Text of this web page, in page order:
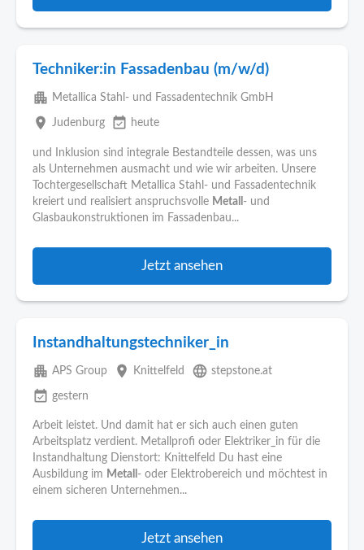
Techniker:in Fassadenbau (m/w/d)
apartment Metallica Stahl- und Fassadentechnik GmbH
place Judenburg event_available heute
und Inklusion sind integrale Bestandteile dessen, was uns
als Unternehmen ausmacht und wie wir arbeiten. Unsere
Tochtergesellschaft Metallica Stahl- und Fassadentechnik
kreiert und realisiert anspruchsvolle Metall - und
Glasbaukonstruktionen im Fassadenbau...
Jetzt ansehen
Instandhaltungstechniker_in
apartment APS Group place Knittelfeld language stepstone.at
event_available gestern
Arbeit leistet. Und damit hat er sich auch einen guten
Arbeitsplatz verdient. Metallprofi oder Elektriker_in für die
Instandhaltung Dienstort: Knittelfeld Du hast eine
Ausbildung im Metall - oder Elektrobereich und möchtest in
einem sicheren Unternehmen...
Jetzt ansehen